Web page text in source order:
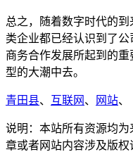
总之，随着数字时代的
类企业都已经认识到了
商务合作发展所起到的
型的大潮中去。
青田县、 互联网 、 网站、
说明：本站所有资源均
章或者网站内容涉及版权